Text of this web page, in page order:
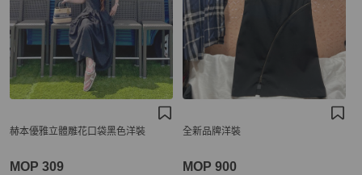
赫本優雅立體雕花口袋黑色洋裝
MOP 309
全新品牌洋裝
MOP 900